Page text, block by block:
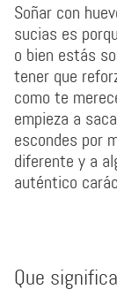
Soñar con
sucias es
o bien estás
tener que
como te
empieza a
escondes por
diferente y a
auténtico
Que